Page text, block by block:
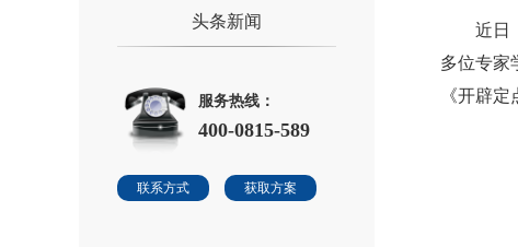
头条新闻
服务热线：
400-0815-589
联系方式 获取方案
近日
多位专家
《开辟